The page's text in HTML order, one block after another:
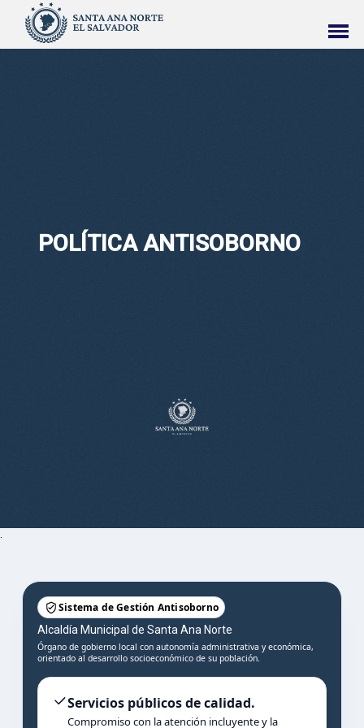
POLÍTICA ANTISOBORNO
Sistema de Gestión Antisoborno
Alcaldía Municipal de Santa Ana Norte
Órgano de gobierno local con autonomía administrativa y económica,
orientado al desarrollo socioeconómico de su población.
Servicios públicos de calidad.
Compromiso con la atención incluyente y la